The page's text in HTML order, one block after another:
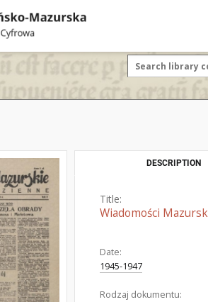
DESCRIPTION
Title:
Wiadomości
Date:
1945-1947
Rodzaj dokumentu: